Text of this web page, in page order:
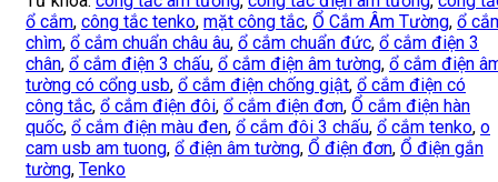
ổ cắm, công tắc tenko, mặt công tắc, Ổ Cắm Âm Tường, ổ
chìm, ổ cắm chuẩn châu âu, ổ cắm chuẩn đức, ổ cắm điện 3
chân, ổ cắm điện 3 chấu, ổ cắm điện âm tường, ổ cắm điện
tường có cổng usb, ổ cắm điện chống giật, ổ cắm điện có
công tắc, ổ cắm điện đôi, ổ cắm điện đơn, Ổ cắm điện hàn
quốc, ổ cắm điện màu đen, ổ cắm đôi 3 chấu, ổ cắm tenko, o
cam usb am tuong, ổ điện âm tường, Ổ điện đơn, Ổ điện gắn
tường, Tenko